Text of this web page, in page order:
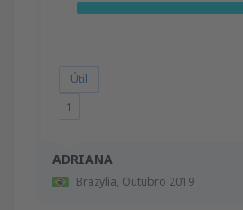
ADRIANA
Brazylia, Outubro 2019
Útil
1